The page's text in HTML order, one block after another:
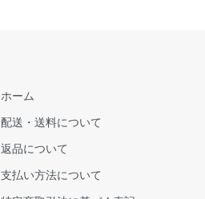
ホーム
配送・送料について
返品について
支払い方法について